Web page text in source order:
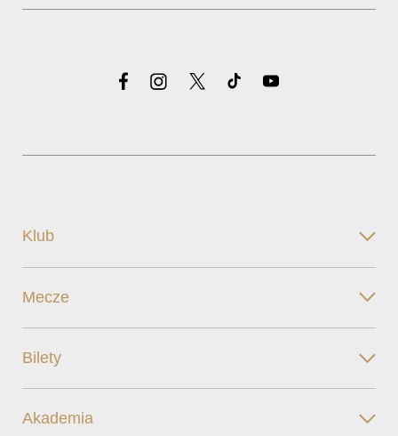
Klub
Mecze
Bilety
Akademia